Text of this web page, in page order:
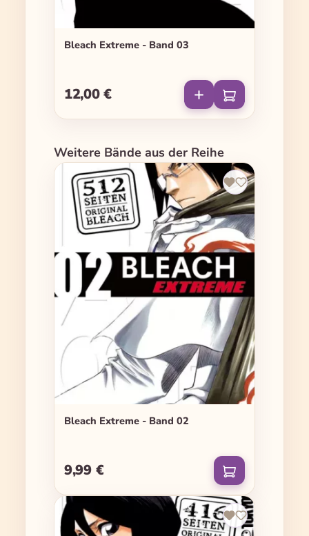
Bleach Extreme - Band 03
Regulärer Preis:
12,00 €
Produktgalerie überspringen
Weitere Bände aus der Reihe
Bleach Extreme - Band 02
Regulärer Preis:
9,99 €